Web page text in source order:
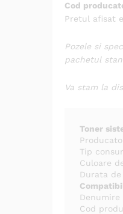
Cod
Pretul afisat
Pozele si
pachetul
Va stam la
Toner
Tip
Culoare
Durata
Denumire
Cod